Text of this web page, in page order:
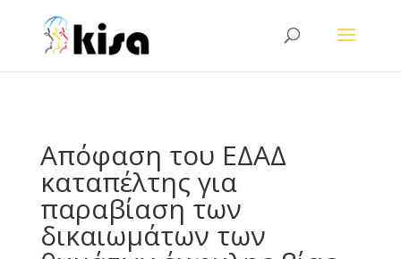
Απόφαση του ΕΔΑΔ
καταπέλτης για
παραβίαση των
δικαιωμάτων των